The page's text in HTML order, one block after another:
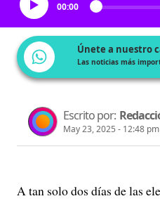
00:00
Únete a nuestro
Las noticias más
Escrito por:
May 23, 2025 - 12:48 pm
A tan solo dos días de las